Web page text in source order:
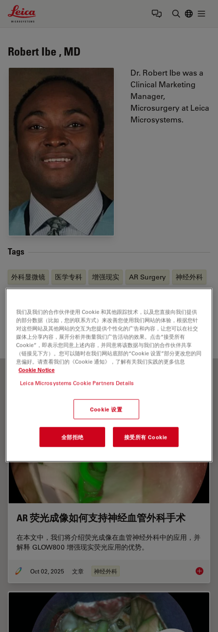
Leica Microsystems Logo
Robert Ibe , MD
Dr. Robert Ibe was a
Clinical Marketing
Manager,
Microsurgery at Leica
Microsystems.
Tags
外科显微镜 医学专科 增强现实 AR Surgery 神经外科
Send me an email
Robert.Ibe@leica-microsystems.com
AR 荧光成像如何支持神经血管外科手术
在本文中，我们将介绍荧光成像在血管神经外科中的应用，并
解释 GLOW800 增强现实荧光应用的优势。
Oct 02, 2025 文章 神经外科 AR 荧
我们及我们的合作伙伴使用 Cookie 和其他跟踪技术，以及您直接向我们提供
的部分数据（比如，您的联系方式）来改善您使用我们网站的体验，根据您针
对这些网站及其他网站的交互为您提供个性化的广告和内容，让您可以在社交
媒体上分享内容，展开分析并衡量我们广告活动的效果。点击“接受所有
Cookie”，即表示您同意上述内容，并同意将该数据与我们的合作伙伴共享
（链接见下方）。您可以随时在我们网站底部的“Cookie 设置”部分更改您的同
意偏好。请查看我们的《Cookie 通知》，了解有关我们实践的更多信息
Cookie Notice
Leica Microsystems Cookie Partners Details
Cookie 设置
全部拒绝 接受所有 Cookie